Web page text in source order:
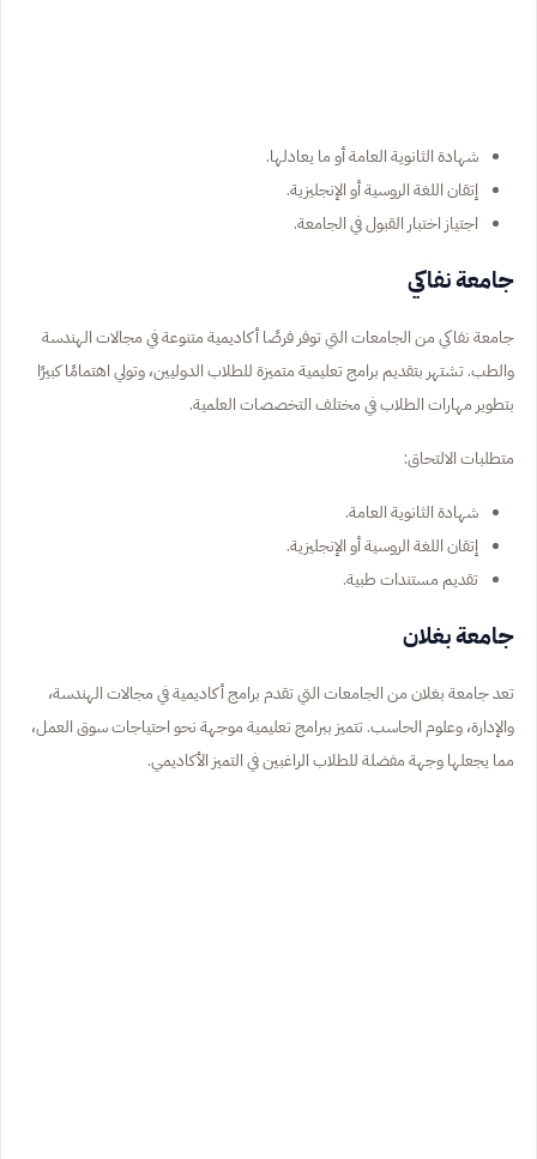
شهادة الثانوية العامة أو ما يعادلها.
إتقان اللغة الروسية أو الإنجليزية.
اجتياز اختبار القبول في الجامعة.
جامعة نفاكي
جامعة نفاكي من الجامعات التي توفر فرصًا أكاديمية متنوعة في مجالات الهندسة
والطب. تشتهر بتقديم برامج تعليمية متميزة للطلاب الدوليين، وتولي اهتمامًا كبيرًا
بتطوير مهارات الطلاب في مختلف التخصصات العلمية.
متطلبات الالتحاق:
شهادة الثانوية العامة.
إتقان اللغة الروسية أو الإنجليزية.
تقديم مستندات طبية.
جامعة بغلان
تعد جامعة بغلان من الجامعات التي تقدم برامج أكاديمية في مجالات الهندسة،
والإدارة، وعلوم الحاسب. تتميز ببرامج تعليمية موجهة نحو احتياجات سوق العمل،
مما يجعلها وجهة مفضلة للطلاب الراغبين في التميز الأكاديمي.